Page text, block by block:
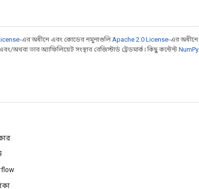
-এর অধীনে এবং কোডের নমুনাগুলি Apache 2.0 License-এর অধীনে
অথবা তার অ্যাফিলিয়েট সংস্থার রেজিস্টার্ড ট্রেডমার্ক। কিছু কন্টেন্ট NumPy